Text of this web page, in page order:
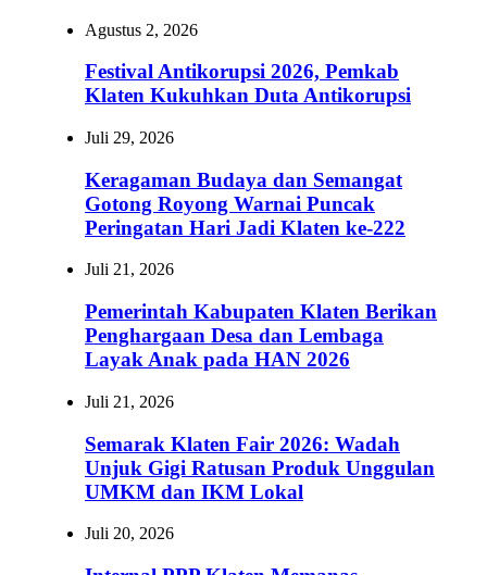
Agustus 2, 2026
Festival Antikorupsi 2026, Pemkab
Klaten Kukuhkan Duta Antikorupsi
Juli 29, 2026
Keragaman Budaya dan Semangat
Gotong Royong Warnai Puncak
Peringatan Hari Jadi Klaten ke-222
Juli 21, 2026
Pemerintah Kabupaten Klaten Berikan
Penghargaan Desa dan Lembaga
Layak Anak pada HAN 2026
Juli 21, 2026
Semarak Klaten Fair 2026: Wadah
Unjuk Gigi Ratusan Produk Unggulan
UMKM dan IKM Lokal
Juli 20, 2026